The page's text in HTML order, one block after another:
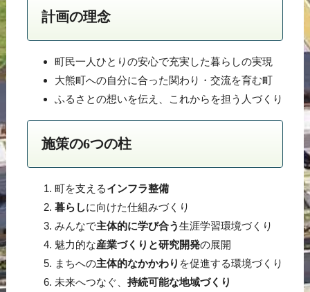
計画の理念
町民一人ひとりの安心で充実した暮らしの実現
大熊町への自分に合った関わり・交流を育む町
ふるさとの想いを伝え、これからを担う人づくり
施策の6つの柱
町を支えるインフラ整備
暮らしに向けた仕組みづくり
みんなで主体的に学び合う生涯学習環境づくり
魅力的な産業づくりと研究開発の展開
まちへの主体的なかかわり を促進する環境づくり
未来へつなぐ、 持続可能な地域づくり